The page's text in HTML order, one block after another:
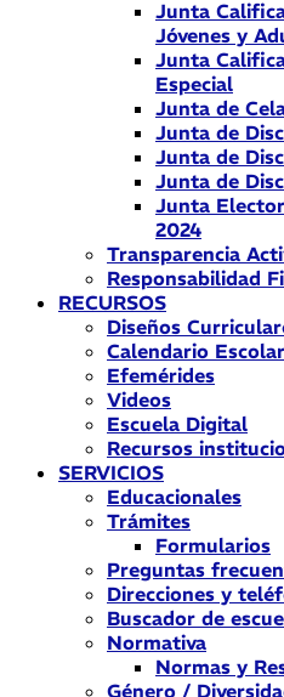
Junta
Jóvenes y
Junta
Especial
Junta de
Junta de
Junta de
Junta de
Junta
2024
Transparencia
Responsabilidad
RECURSOS
Diseños
Calendario Escolar
Efemérides
Videos
Escuela Digital
Recursos
SERVICIOS
Educacionales
Trámites
Formularios
Preguntas
Direcciones y
Buscador de
Normativa
Normas y
Género /